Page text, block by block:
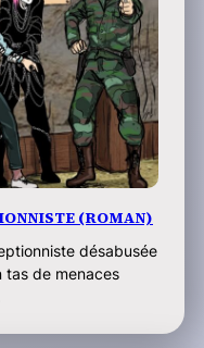
(ROMAN)
désabusée
tas de menaces